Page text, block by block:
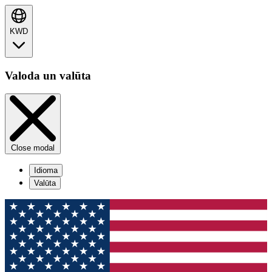
KWD
Valoda un valūta
Close modal
Idioma
Valūta